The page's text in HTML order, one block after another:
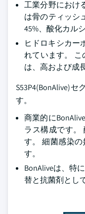
工業分野におけ
は骨のティッシ
45%、酸化カル
ヒドロキシカー
れています。 こ
は、高および成
S53P4(BonAlive)
す。
商業的に
ラス構成です。
す。 細菌感染
す。
BonAliveは、特
替と抗菌剤とし